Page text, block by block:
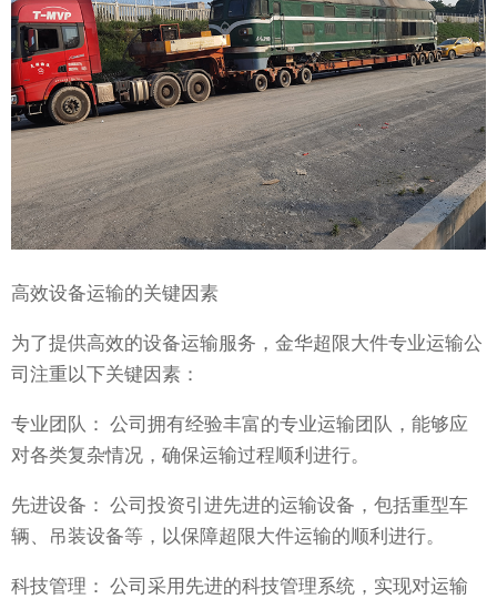
高效设备运输的关键因素
为了提供高效的设备运输服务，金华超限大件专业运输公
司注重以下关键因素：
专业团队： 公司拥有经验丰富的专业运输团队，能够应
对各类复杂情况，确保运输过程顺利进行。
先进设备： 公司投资引进先进的运输设备，包括重型车
辆、吊装设备等，以保障超限大件运输的顺利进行。
科技管理： 公司采用先进的科技管理系统，实现对运输